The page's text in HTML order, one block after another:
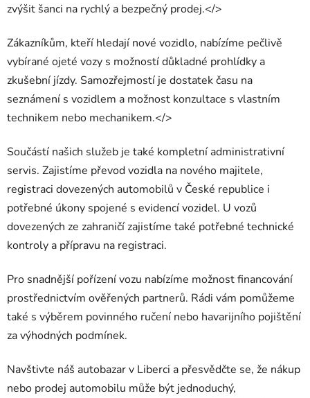
zvýšit šanci na rychlý a bezpečný prodej.</>
Zákazníkům, kteří hledají nové vozidlo, nabízíme pečlivě
vybírané ojeté vozy s možností důkladné prohlídky a
zkušební jízdy. Samozřejmostí je dostatek času na
seznámení s vozidlem a možnost konzultace s vlastním
technikem nebo mechanikem.</>
Součástí našich služeb je také kompletní administrativní
servis. Zajistíme převod vozidla na nového majitele,
registraci dovezených automobilů v České republice i
potřebné úkony spojené s evidencí vozidel. U vozů
dovezených ze zahraničí zajistíme také potřebné technické
kontroly a přípravu na registraci.
Pro snadnější pořízení vozu nabízíme možnost financování
prostřednictvím ověřených partnerů. Rádi vám pomůžeme
také s výběrem povinného ručení nebo havarijního pojištění
za výhodných podmínek.
Navštivte náš autobazar v Liberci a přesvědčte se, že nákup
nebo prodej automobilu může být jednoduchý,